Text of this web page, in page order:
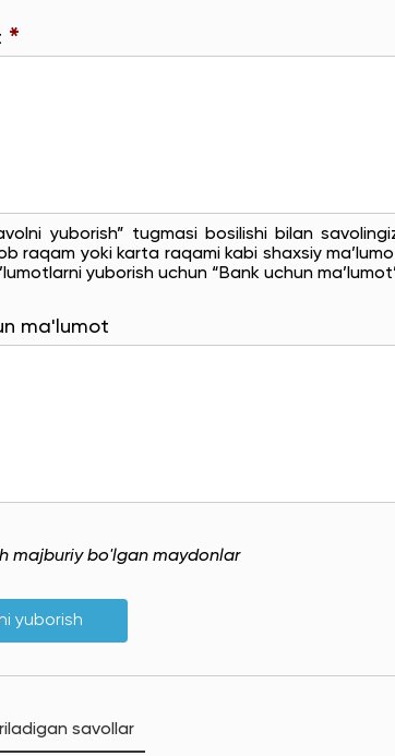
*
yuborish” tugmasi bosilishi bilan
raqam yoki karta raqami kabi shaxsiy
yuborish uchun “Bank uchun
ma'lumot
majburiy bo'lgan maydonlar
yuborish
savollar